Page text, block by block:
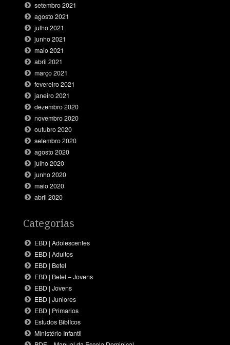
setembro 2021
agosto 2021
julho 2021
junho 2021
maio 2021
abril 2021
março 2021
fevereiro 2021
janeiro 2021
dezembro 2020
novembro 2020
outubro 2020
setembro 2020
agosto 2020
julho 2020
junho 2020
maio 2020
abril 2020
Categorias
EBD | Adolescentes
EBD | Adultos
EBD | Betel
EBD | Betel – Jovens
EBD | Jovens
EBD | Juniores
EBD | Primarios
Estudos Biblícos
Ministério Infantil